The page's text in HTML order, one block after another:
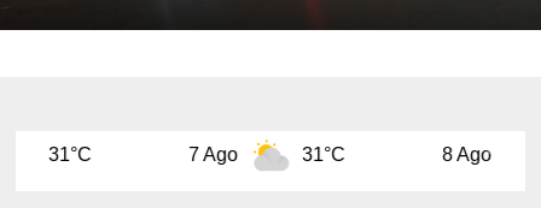
7 Ago 31°C 8 Ago 31°C